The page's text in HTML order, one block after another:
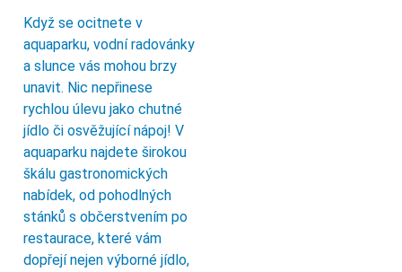
Když se ocitnete v
aquaparku, vodní radovánky
a slunce vás mohou brzy
unavit. Nic nepřinese
rychlou úlevu jako chutné
jídlo či osvěžující nápoj! V
aquaparku najdete širokou
škálu gastronomických
nabídek, od pohodlných
stánků s občerstvením po
restaurace, které vám
dopřejí nejen výborné jídlo,